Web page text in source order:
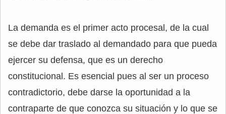
La demanda es el primer acto procesal, de la cual
se debe dar traslado al demandado para que pueda
ejercer su defensa, que es un derecho
constitucional. Es esencial pues al ser un proceso
contradictorio, debe darse la oportunidad a la
contraparte de que conozca su situación y lo que se